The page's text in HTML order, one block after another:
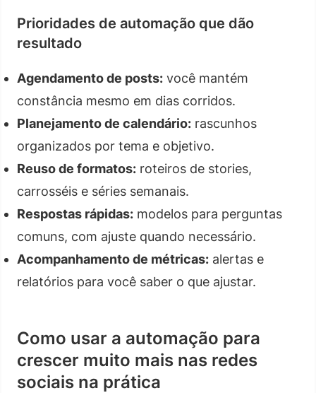
Prioridades de automação que dão
resultado
Agendamento de posts: você mantém
constância mesmo em dias corridos.
Planejamento de calendário: rascunhos
organizados por tema e objetivo.
Reuso de formatos: roteiros de stories,
carrosséis e séries semanais.
Respostas rápidas: modelos para perguntas
comuns, com ajuste quando necessário.
Acompanhamento de métricas: alertas e
relatórios para você saber o que ajustar.
Como usar a automação para
crescer muito mais nas redes
sociais na prática